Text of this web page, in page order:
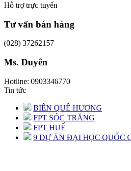
Hỗ trợ trực tuyến
Tư vấn bán hàng
(028) 37262157
Ms. Duyên
Hotline: 0903346770
Tin tức
BIỂN QUÊ HƯƠNG
FPT SÓC TRĂNG
FPT HUẾ
9 DỰ ÁN ĐẠI HỌC QUỐC